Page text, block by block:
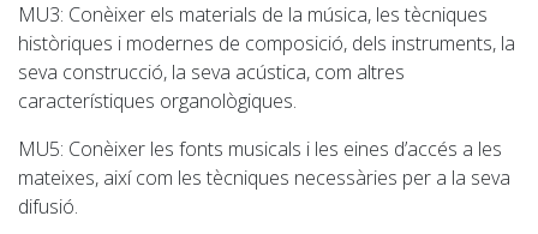
MU3: Conèixer els materials de la música, les tècniques
històriques i modernes de composició, dels instruments, la
seva construcció, la seva acústica, com altres
característiques organològiques.
MU5: Conèixer les fonts musicals i les eines d’accés a les
mateixes, així com les tècniques necessàries per a la seva
difusió.